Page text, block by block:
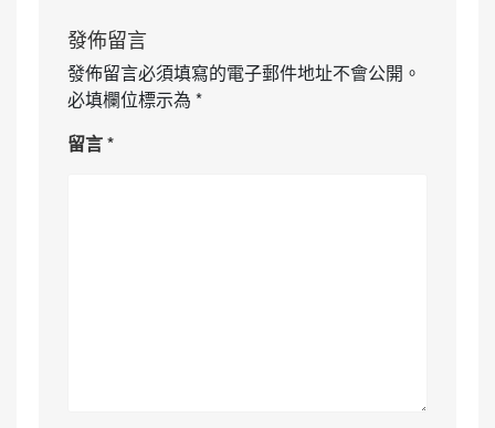
發佈留言
發佈留言必須填寫的電子郵件地址不會公開。
必填欄位標示為 *
留言*